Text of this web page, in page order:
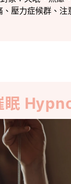
、壓力症候群、注
眠